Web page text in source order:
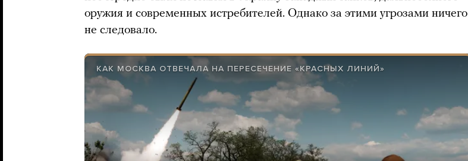
оружия и современных истребителей. Однако за этими угрозами ничего
не следовало.
КАК МОСКВА ОТВЕЧАЛА НА ПЕРЕСЕЧЕНИЕ «КРАСНЫХ ЛИНИЙ»